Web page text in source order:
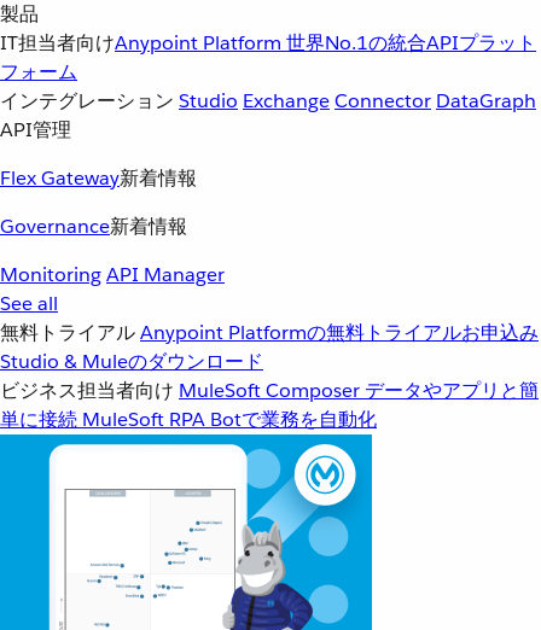
製品
IT担当者向けAnypoint Platform 世界No.1の統合APIプラット
フォーム
インテグレーション Studio ExchangeConnector DataGraph
API管理
Flex Gateway新着情報
Governance新着情報
MonitoringAPI Manager
See all
無料トライアルAnypoint Platformの無料トライアルお申込み
Studio & Muleのダウンロード
ビジネス担当者向け MuleSoft Composer データやアプリと簡
単に接続 MuleSoft RPA Botで業務を自動化